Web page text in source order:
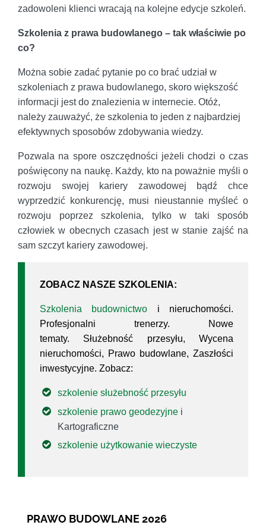
zadowoleni klienci wracają na kolejne edycje szkoleń.
Szkolenia z prawa budowlanego – tak właściwie po
co?
Można sobie zadać pytanie po co brać udział w
szkoleniach z prawa budowlanego, skoro większość
informacji jest do znalezienia w internecie. Otóż,
należy zauważyć, że szkolenia to jeden z najbardziej
efektywnych sposobów zdobywania wiedzy.
Pozwala na spore oszczędności jeżeli chodzi o czas
poświęcony na naukę. Każdy, kto na poważnie myśli o
rozwoju swojej kariery zawodowej bądź chce
wyprzedzić konkurencję, musi nieustannie myśleć o
rozwoju poprzez szkolenia, tylko w taki sposób
człowiek w obecnych czasach jest w stanie zajść na
sam szczyt kariery zawodowej.
ZOBACZ NASZE SZKOLENIA:
Szkolenia budownictwo i nieruchomości.
Profesjonalni trenerzy. Nowe
tematy. Służebność przesyłu, Wycena
nieruchomości, Prawo budowlane, Zaszłości
inwestycyjne. Zobacz:
szkolenie służebność przesyłu
szkolenie prawo geodezyjne i
Kartograficzne
szkolenie użytkowanie wieczyste
PRAWO BUDOWLANE 2026